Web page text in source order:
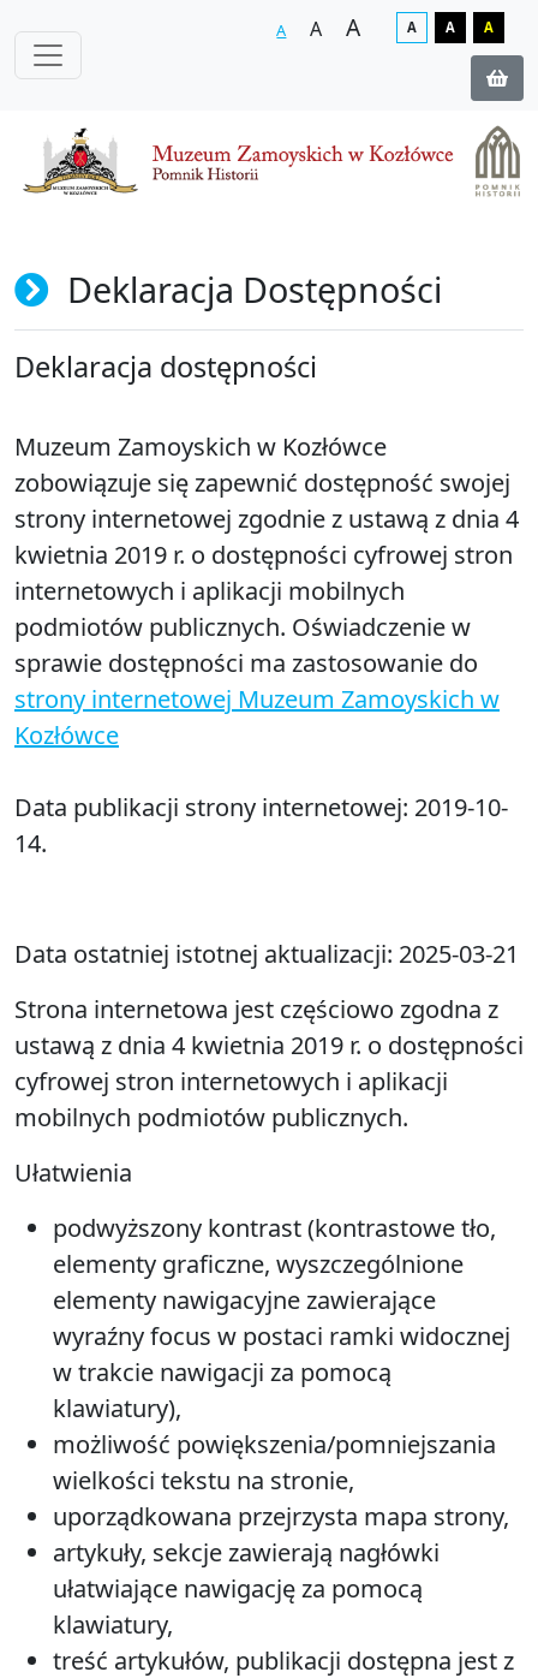
A A A A A A
Deklaracja Dostępności
Deklaracja dostępności
Muzeum Zamoyskich w Kozłówce
zobowiązuje się zapewnić dostępność swojej
strony internetowej zgodnie z ustawą z dnia 4
kwietnia 2019 r. o dostępności cyfrowej stron
internetowych i aplikacji mobilnych
podmiotów publicznych. Oświadczenie w
sprawie dostępności ma zastosowanie do
strony internetowej Muzeum Zamoyskich w
Kozłówce
Data publikacji strony internetowej: 2019-10-
14.
Data ostatniej istotnej aktualizacji: 2025-03-21
Strona internetowa jest częściowo zgodna z
ustawą z dnia 4 kwietnia 2019 r. o dostępności
cyfrowej stron internetowych i aplikacji
mobilnych podmiotów publicznych.
Ułatwienia
podwyższony kontrast (kontrastowe tło,
elementy graficzne, wyszczególnione
elementy nawigacyjne zawierające
wyraźny focus w postaci ramki widocznej
w trakcie nawigacji za pomocą
klawiatury),
możliwość powiększenia/pomniejszania
wielkości tekstu na stronie,
uporządkowana przejrzysta mapa strony,
artykuły, sekcje zawierają nagłówki
ułatwiające nawigację za pomocą
klawiatury,
treść artykułów, publikacji dostępna jest z